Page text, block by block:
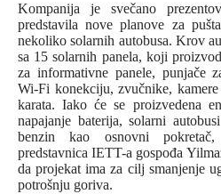
Kompanija je svečano
predstavila nove planove za
nekoliko solarnih autobusa. Krov
sa 15 solarnih panela, koji
za informativne panele, punjače
Wi-Fi konekciju, zvučnike,
karata. Iako će se proizvedena
napajanje baterija, solarni
benzin kao osnovni
predstavnica IETT-a gospođa
da projekat ima za cilj smanjenje
potrošnju goriva.